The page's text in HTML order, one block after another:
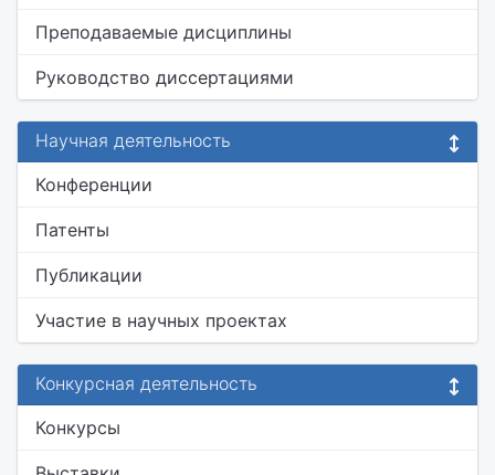
Преподаваемые дисциплины
Руководство диссертациями
Научная деятельность
Конференции
Патенты
Публикации
Участие в научных проектах
Конкурсная деятельность
Конкурсы